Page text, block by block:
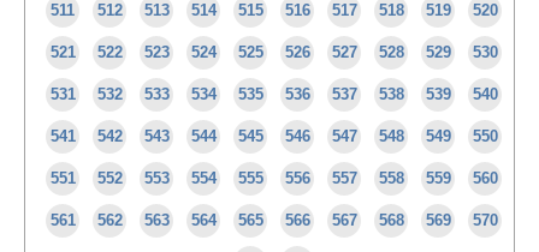
511 512 513 514 515 516 517 518 519 520
521 522 523 524 525 526 527 528 529 530
531 532 533 534 535 536 537 538 539 540
541 542 543 544 545 546 547 548 549 550
551 552 553 554 555 556 557 558 559 560
561 562 563 564 565 566 567 568 569 570